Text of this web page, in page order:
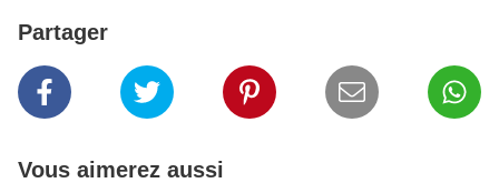
Partager
Vous aimerez aussi